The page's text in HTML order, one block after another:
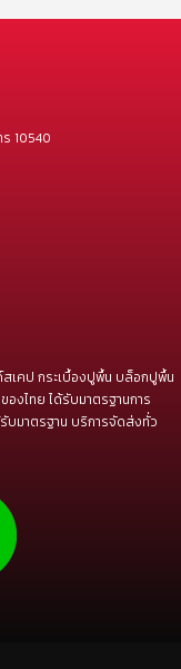
เคป กระเบื้องปูพื้น บล็อกปูพื้น
งไทย ได้รับมาตรฐานการ
บมาตรฐาน บริการจัดส่งทั่ว